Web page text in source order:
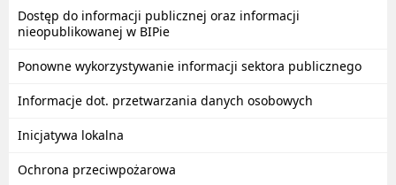
Dostęp do informacji publicznej oraz informacji
nieopublikowanej w BIPie
Ponowne wykorzystywanie informacji sektora publicznego
Informacje dot. przetwarzania danych osobowych
Inicjatywa lokalna
Ochrona przeciwpożarowa